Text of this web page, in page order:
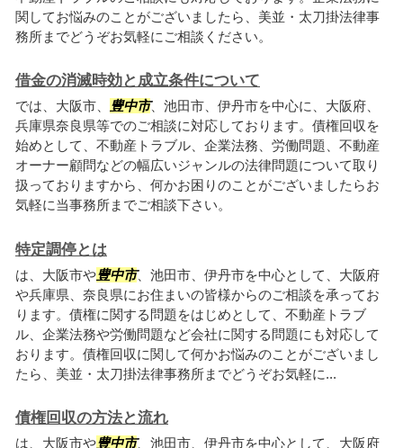
関してお悩みのことがございましたら、美並・太刀掛法律事
務所までどうぞお気軽にご相談ください。
借金の消滅時効と成立条件について
では、大阪市、 豊中市、池田市、伊丹市を中心に、大阪府、
兵庫県奈良県等でのご相談に対応しております。債権回収を
始めとして、不動産トラブル、企業法務、労働問題、不動産
オーナー顧問などの幅広いジャンルの法律問題について取り
扱っておりますから、何かお困りのことがございましたらお
気軽に当事務所までご相談下さい。
特定調停とは
は、大阪市や豊中市、池田市、伊丹市を中心として、大阪府
や兵庫県、奈良県にお住まいの皆様からのご相談を承ってお
ります。債権に関する問題をはじめとして、不動産トラブ
ル、企業法務や労働問題など会社に関する問題にも対応して
おります。債権回収に関して何かお悩みのことがございまし
たら、美並・太刀掛法律事務所までどうぞお気軽に...
債権回収の方法と流れ
は、大阪市や豊中市、池田市、伊丹市を中心として、大阪府